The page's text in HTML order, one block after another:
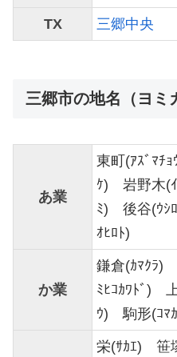
TX 三郷中央
三郷市の地名（ヨミ
あ業
東町(ｱｽﾞﾏ
ｹ) 岩野木(
ﾐ) 後谷(ｳｼ
ｵﾋﾛﾄ)
か業
鎌倉(ｶﾏｸﾗ)
ﾐﾋｺｶﾜﾄﾞ)
ｳ) 駒形(ｺﾏ
栄(ｻｶｴ) 笹